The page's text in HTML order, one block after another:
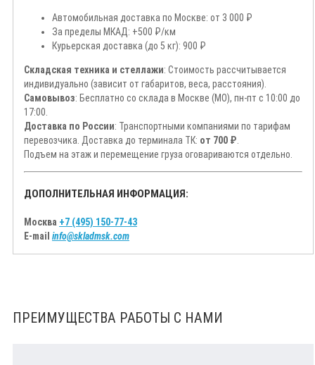
Автомобильная доставка по Москве: от 3 000 ₽
За пределы МКАД: +500 ₽/км
Курьерская доставка (до 5 кг): 900 ₽
Складская техника и стеллажи: Стоимость рассчитывается
индивидуально (зависит от габаритов, веса, расстояния).
Самовывоз: Бесплатно со склада в Москве (МО), пн-пт с 10:00 до
17:00.
Доставка по России: Транспортными компаниями по тарифам
перевозчика. Доставка до терминала ТК: от 700 ₽
Подъем на этаж и перемещение груза оговариваются отдельно.
ДОПОЛНИТЕЛЬНАЯ ИНФОРМАЦИЯ:
Москва +7 (495) 150-77-43
E-mail info@skladmsk.com
ПРЕИМУЩЕСТВА РАБОТЫ С НАМИ